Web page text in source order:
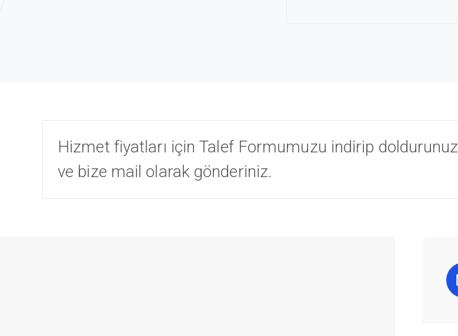
Hizmet fiyatları için Talef Formumuzu indirip doldurunuz
ve bize mail olarak gönderiniz.